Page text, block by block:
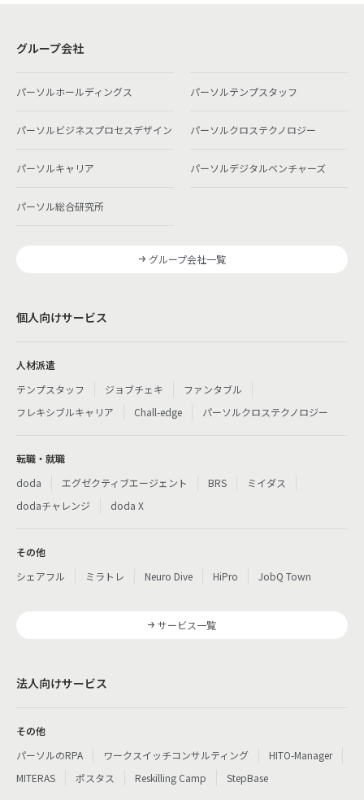
グループ会社
パーソルホールディングス パーソルテンプスタッフ
パーソルビジネスプロセスデザイン パーソルクロステクノロジー
パーソルキャリア パーソルデジタルベンチャーズ
パーソル総合研究所
グループ会社一覧
個人向けサービス
人材派遣
テンプスタッフ
ジョブチェキ
ファンタブル
フレキシブルキャリア
Chall-edge パーソルクロステクノロジー
転職・就職
doda
エグゼクティブエージェント BRS
ミイダス
dodaチャレンジ
doda X
その他
シェアフル
ミラトレ Neuro Dive HiPro JobQ Town
サービス一覧
法人向けサービス
その他
パーソルのRPA
ワークスイッチコンサルティング
HITO-Manager
MITERAS
ポスタス Reskilling Camp StepBase